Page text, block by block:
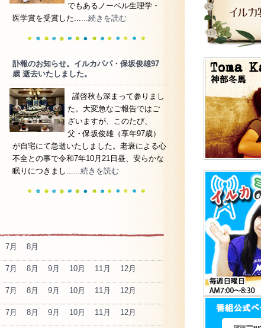
でもあるノーベル生理学・
医学賞を受賞した...
...続きを読む
訃報のお知らせ。イルカパパ・保坂俊雄97
歳 逝去いたしました。
謹啓秋も深まって参りまし
た。大変急なご報告ではご
ざいますが、このたび、
父・保坂俊雄（享年97歳）
が自宅にて急逝いたしました。老衰による心
不全との事で令和7年10月21日昼、安らかな
眠りにつきまし...
...続きを読む
7月 8月
7月 8月 9月 10月 11月 12月
7月 8月 9月 10月 11月 12月
7月 8月 9月 10月 11月 12月